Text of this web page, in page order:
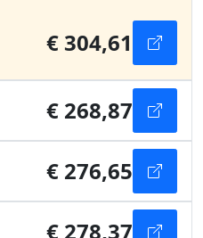
€ 304,61
€ 268,87
€ 276,65
€ 278,37